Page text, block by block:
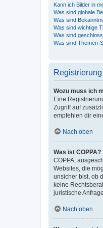
Kann ich Bilder in
Was sind globale
Was sind
Was sind wichtige
Was sind
Was sind Themen-
Wozu muss ich
Eine
Zugriff auf
empfehlen dir
Nach oben
Was ist COPPA?
COPPA,
Websites, die
unsicher bist, ob
keine
juristische
Nach oben